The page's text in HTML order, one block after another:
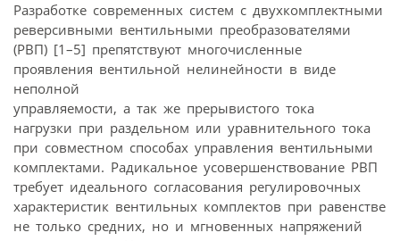
Разработке современных систем с двухкомплектными
реверсивными вентильными преобразователями
(РВП) [1–5] препятствуют многочисленные
проявления вентильной нелинейности в виде
неполной
управляемости, а так же прерывистого тока
нагрузки при раздельном или уравнительного тока
при совместном способах управления вентильными
комплектами. Радикальное усовершенствование РВП
требует идеального согласования регулировочных
характеристик вентильных комплектов при равенстве
не только средних, но и мгновенных напряжений